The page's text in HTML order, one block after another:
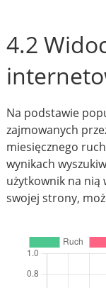
4.2
Na podstawie
zajmowanych
miesięcznego
wynikach
użytkownik na nią
swojej strony,